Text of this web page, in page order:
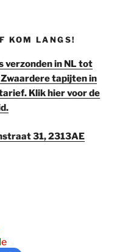
KOM LANGS!
verzonden in NL tot
tapijten in
Klik hier voor de
31, 2313AE
le